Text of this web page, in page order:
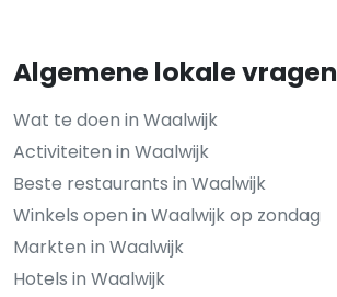
Algemene lokale vragen
Wat te doen in Waalwijk
Activiteiten in Waalwijk
Beste restaurants in Waalwijk
Winkels open in Waalwijk op zondag
Markten in Waalwijk
Hotels in Waalwijk